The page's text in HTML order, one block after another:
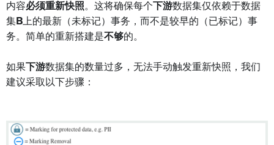
内容必须重新快照。这将确保每个 下游数据集仅依赖于数据
集B上的最新（未标记）事务，而不是较早的（已标记）事
务。简单的重新搭建是不够的。
如果 下游数据集的数量过多，无法手动触发重新快照，我们
建议采取以下步骤：